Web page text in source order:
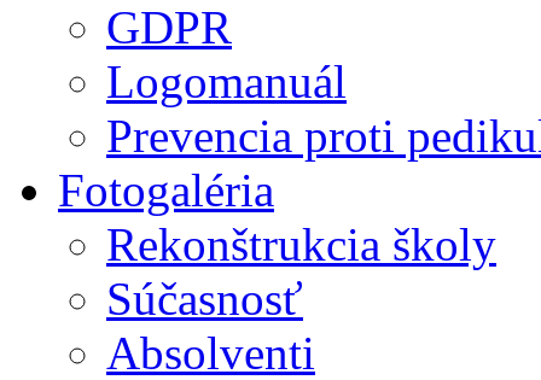
GDPR
Logomanuál
Prevencia proti
Fotogaléria
Rekonštrukcia školy
Súčasnosť
Absolventi